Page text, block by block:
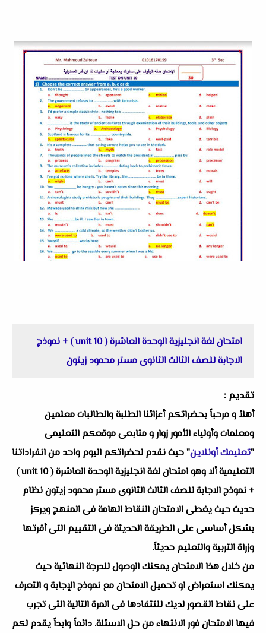
امتحان لغة انجليزية الوحدة العاشرة ( unit 10 ) + نموذج
الاجابة للصف الثالث الثانوى مستر محمود زيتون
تقديم :
أهلاُ و مرحباً بحضراتكم أعزائنا الطلبة والطالبات معلمين
ومعلمات وأولياء الأمور زوار و متابعى موقعكم التعليمى
"تعليمك أونلاين" حيث نقدم لحضراتكم اليوم واحد من انفراداتنا
التعليمية ألا وهو
امتحان لغة انجليزية الوحدة العاشرة ( unit 10 )
+ نموذج الاجابة للصف الثالث الثانوى مستر محمود زيتوننظام
حديث حيث يغطى الامتحان النقاط الهامة فى المنهج ويركز
بشكل أساسى على الطريقة الحديثة فى التقييم التى أقرتها
وزراة التربية والتعليم حديثاً.
من خلال هذا الامتحان يمكنك الوصول للدرجة النهائية حيث
يمكنك استعراض او تحميل الامتحان مع نموذج الإجابة و التعرف
على نقاط القصور لديك للتتفادها فى المرة التالية التى تجرب
فيها الامتحان فور الانتهاء من حل الاسئلة. دائماً وابداً يقدم لكم